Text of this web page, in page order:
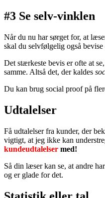
#3 Se selv-vinklen
Når du nu har sørget for, at
skal du selvfølgelig også bevise
Det stærkeste bevis er ofte at
samme. Altså det, der kaldes
Du kan brug social proof på
Udtalelser
Få udtalelser fra kunder, der
vigtigt, at jeg ikke kan
kundeudtalelser med!
Så din læser kan se, at andre
og er glade for det.